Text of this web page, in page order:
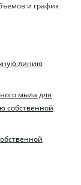
и график
линию
мыла для
собственной